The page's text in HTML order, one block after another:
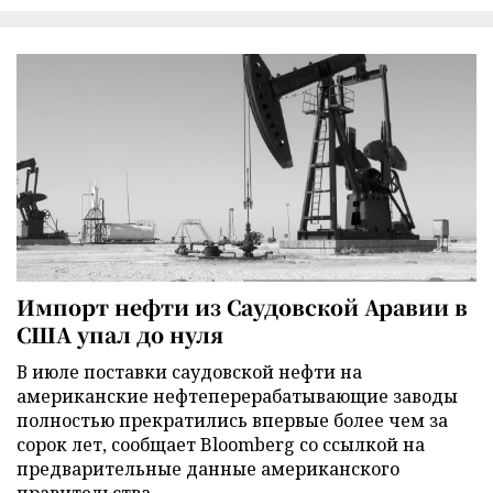
Импорт нефти из Саудовской Аравии в
США упал до нуля
В июле поставки саудовской нефти на
американские нефтеперерабатывающие заводы
полностью прекратились впервые более чем за
сорок лет, сообщает Bloomberg со ссылкой на
предварительные данные американского